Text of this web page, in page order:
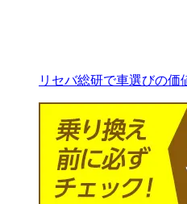
リセバ総研で車選びの価